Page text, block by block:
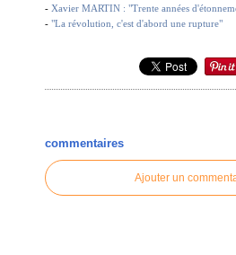
- Xavier MARTIN : "Trente années
- "La révolution, c'est d'abord une rupture"
commentaires
Ajouter un